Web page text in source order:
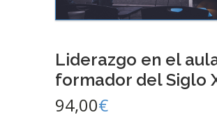
Liderazgo en el
formador del Siglo
94,00€